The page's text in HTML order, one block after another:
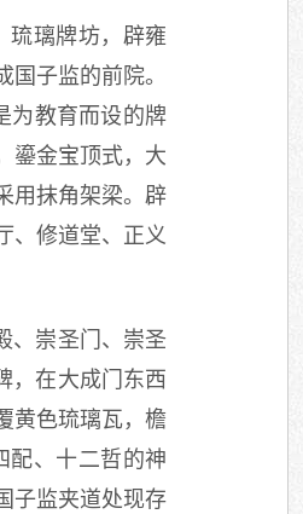
琉璃牌坊，辟雍
子监的前院。
为教育而设的牌
鎏金宝顶式，大
用抹角架梁。辟
、修道堂、正义
、崇圣门、崇圣
，在大成门东西
黄色琉璃瓦，檐
配、十二哲的神
子监夹道处现存